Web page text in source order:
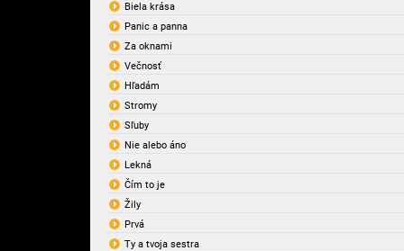
Biela krása
Panic a panna
Za oknami
Večnosť
Hľadám
Stromy
Sľuby
Nie alebo áno
Lekná
Čím to je
Žily
Prvá
Ty a tvoja sestra